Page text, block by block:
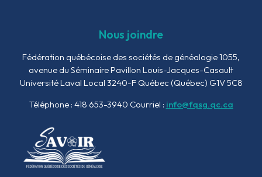
Nous joindre
Fédération québécoise des sociétés de généalogie1055,
avenue du SéminairePavillon Louis-Jacques-Casault
Université Laval Local 3240-FQuébec (Québec) G1V 5C8
Téléphone : 418 653-3940 Courriel : info@fqsg.qc.ca